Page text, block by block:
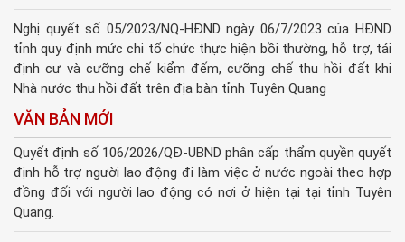
Nghị quyết số 05/2023/NQ-HĐND ngày 06/7/2023 của HĐND
tỉnh quy định mức chi tổ chức thực hiện bồi thường, hỗ trợ, tái
định cư và cưỡng chế kiểm đếm, cưỡng chế thu hồi đất khi
Nhà nước thu hồi đất trên địa bàn tỉnh Tuyên Quang
VĂN BẢN MỚI
Quyết định số 106/2026/QĐ-UBND phân cấp thẩm quyền quyết
định hỗ trợ người lao động đi làm việc ở nước ngoài theo hợp
đồng đối với người lao động có nơi ở hiện tại tại tỉnh Tuyên
Quang.